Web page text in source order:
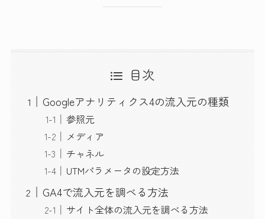
目次
Googleアナリティクス4の流入元の種類
参照元
メディア
チャネル
UTMパラメータの設定方法
GA4で流入元を調べる方法
サイト全体の流入元を調べる方法